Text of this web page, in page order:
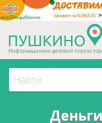
erid:2Vtzqw6Vsmm